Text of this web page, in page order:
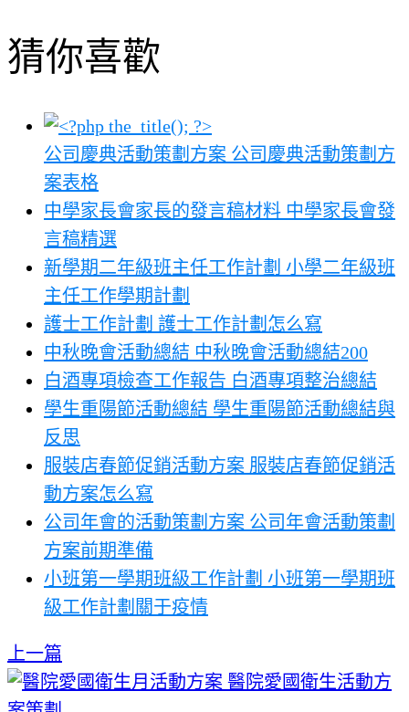
猜你喜歡
公司慶典活動策劃方案 公司慶典活動策劃方
案表格
中學家長會家長的發言稿材料 中學家長會發
言稿精選
新學期二年級班主任工作計劃 小學二年級班
主任工作學期計劃
護士工作計劃 護士工作計劃怎么寫
中秋晚會活動總結 中秋晚會活動總結200
白酒專項檢查工作報告 白酒專項整治總結
學生重陽節活動總結 學生重陽節活動總結與
反思
服裝店春節促銷活動方案 服裝店春節促銷活
動方案怎么寫
公司年會的活動策劃方案 公司年會活動策劃
方案前期準備
小班第一學期班級工作計劃 小班第一學期班
級工作計劃關于疫情
上一篇